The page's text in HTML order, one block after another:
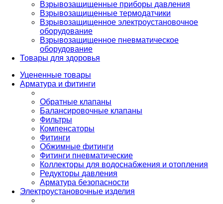
Взрывозащищенные приборы давления
Взрывозащищенные термодатчики
Взрывозащищенное электроустановочное
оборудование
Взрывозащищенное пневматическое
оборудование
Товары для здоровья
Уцененные товары
Арматура и фитинги
Обратные клапаны
Балансировочные клапаны
Фильтры
Компенсаторы
Фитинги
Обжимные фитинги
Фитинги пневматические
Коллекторы для водоснабжения и отопления
Редукторы давления
Арматура безопасности
Электроустановочные изделия